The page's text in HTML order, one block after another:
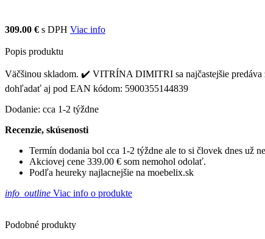
309.00 € s DPH Viac info
Popis produktu
Väčšinou skladom. ✔️ VITRÍNA DIMITRI sa najčastejšie predáva
dohľadať aj pod EAN kódom: 5900355144839
Dodanie: cca 1-2 týždne
Recenzie, skúsenosti
Termín dodania bol cca 1-2 týždne ale to si človek dnes už
Akciovej cene 339.00 € som nemohol odolať.
Podľa heureky najlacnejšie na moebelix.sk
info_outline Viac info o produkte
Podobné produkty